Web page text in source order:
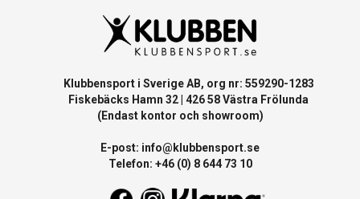
Klubbensport i Sverige AB, org nr: 559290-1283
Fiskebäcks Hamn 32 | 426 58 Västra Frölunda
(Endast kontor och showroom)
E-post: info@klubbensport.se
Telefon: +46 (0) 8 644 73 10